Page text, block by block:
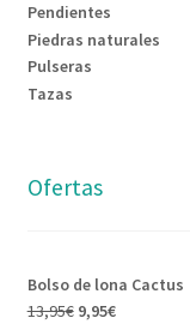
Pendientes
Piedras naturales
Pulseras
Tazas
Ofertas
Bolso de lona Cactus
13,95€ 9,95€